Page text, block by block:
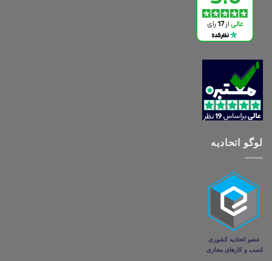
لوگو اتحادیه